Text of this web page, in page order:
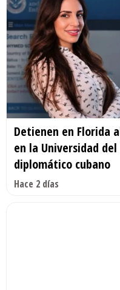
Detienen en Florida
en la Universidad
diplomático cubano
Hace 2 días